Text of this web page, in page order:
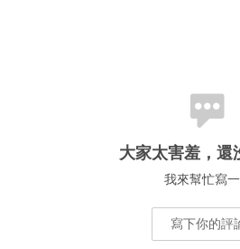
大家太害羞，還
我來幫忙寫
寫下你的評